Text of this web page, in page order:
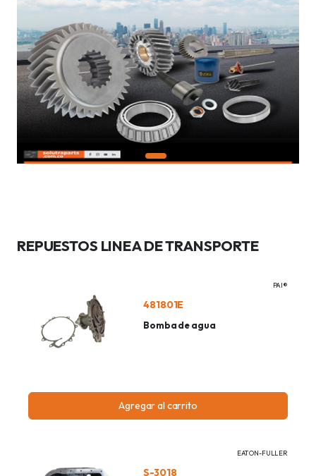
REPUESTOS LINEA DE TRANSPORTE
PAI®
481801E
Bomba de agua
Agregar al carrito
EATON-FULLER
S-3018